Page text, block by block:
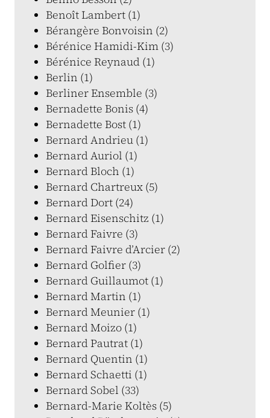
Benoît Lambert (1)
Bérangère Bonvoisin (2)
Bérénice Hamidi-Kim (3)
Bérénice Reynaud (1)
Berlin (1)
Berliner Ensemble (3)
Bernadette Bonis (4)
Bernadette Bost (1)
Bernard Andrieu (1)
Bernard Auriol (1)
Bernard Bloch (1)
Bernard Chartreux (5)
Bernard Dort (24)
Bernard Eisenschitz (1)
Bernard Faivre (3)
Bernard Faivre d’Arcier (2)
Bernard Golfier (3)
Bernard Guillaumot (1)
Bernard Martin (1)
Bernard Meunier (1)
Bernard Moizo (1)
Bernard Pautrat (1)
Bernard Quentin (1)
Bernard Schaetti (1)
Bernard Sobel (33)
Bernard-Marie Koltès (5)